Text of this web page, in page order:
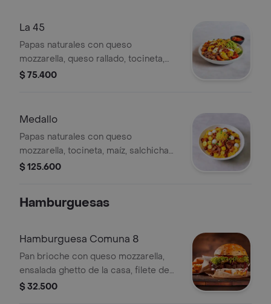
La 45
Papas naturales con queso
mozzarella, queso rallado, tocineta,
carne de res desmechada, trozos de
$ 75.400
Medallo
Papas naturales con queso
mozzarella, tocineta, maíz, salchicha
ranchera, chorizo, costilla, chicharrón,
$ 125.600
Hamburguesas
Hamburguesa Comuna 8
Pan brioche con queso mozzarella,
ensalada ghetto de la casa, filete de
pollo apanado, piña en trozos y salsa
$ 32.500